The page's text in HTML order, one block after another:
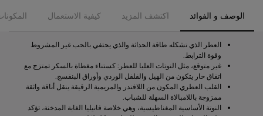
الوصف و الفوائد اكتشف المزيد كيفية الاستعمال
العطر الذي تشكله طاقة الحداثة والذي يحتفي بالحب غير المشروط
وقوة الترابط.
غير متوقع، مثل النوتات العليا للعطر: كستناء مغطاة بالسكر تمتزج مع
اتفاق حار يتكون من الهيل والفلفل الوردي وأوراق البنفسج.
القلب العطري المكون من اللافندر والمريمية الرقيقة ينقل أناقة واثقة
ممزوجة باللامبالاة السهلة للشباب.
النوتة الأساسية المغناطيسية، وهي خلاصة فانيليا الغابة المدخنة، تؤكد